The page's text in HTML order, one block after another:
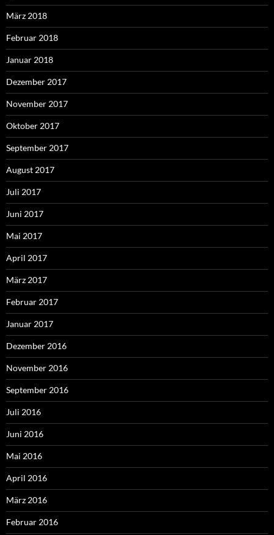
März 2018
Februar 2018
Januar 2018
Dezember 2017
November 2017
Oktober 2017
September 2017
August 2017
Juli 2017
Juni 2017
Mai 2017
April 2017
März 2017
Februar 2017
Januar 2017
Dezember 2016
November 2016
September 2016
Juli 2016
Juni 2016
Mai 2016
April 2016
März 2016
Februar 2016